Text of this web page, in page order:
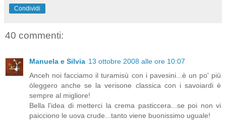
Condividi
40 commenti:
Manuela e Silvia 13 ottobre 2008 alle ore 10:07
Anceh noi facciamo il turamisù con i pavesini...è un po' più
òleggero anche se la verisone classica con i savoiardi è
sempre al migliore!
Bella l'idea di metterci la crema pasticcera...se poi non vi
paicciono le uova crude...tanto viene buonissimo uguale!